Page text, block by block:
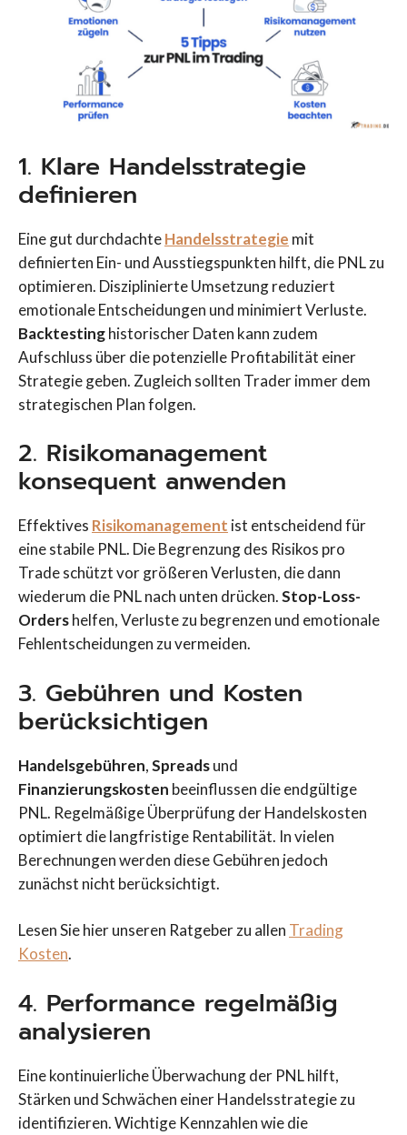
1. Klare Handelsstrategie
definieren
Eine gut durchdachteHandelsstrategie mit
definierten Ein- und Ausstiegspunkten hilft, die PNL zu
optimieren. Disziplinierte Umsetzung reduziert
emotionale Entscheidungen und minimiert Verluste.
Backtestinghistorischer Daten kann zudem
Aufschluss über die potenzielle Profitabilität einer
Strategie geben. Zugleich sollten Trader immer dem
strategischen Plan folgen.
2. Risikomanagement
konsequent anwenden
Effektives Risikomanagement ist entscheidend für
eine stabile PNL. Die Begrenzung des Risikos pro
Trade schützt vor größeren Verlusten, die dann
wiederum die PNL nach unten drücken.Stop-Loss-
Ordershelfen, Verluste zu begrenzen und emotionale
Fehlentscheidungen zu vermeiden.
3. Gebühren und Kosten
berücksichtigen
Handelsgebühren,Spreadsund
Finanzierungskosten beeinflussen die endgültige
PNL. Regelmäßige Überprüfung der Handelskosten
optimiert die langfristige Rentabilität. In vielen
Berechnungen werden diese Gebühren jedoch
zunächst nicht berücksichtigt.
Lesen Sie hier unseren Ratgeber zu allen Trading
Kosten.
4. Performance regelmäßig
analysieren
Eine kontinuierliche Überwachung der PNL hilft,
Stärken und Schwächen einer Handelsstrategie zu
identifizieren. Wichtige Kennzahlen wie die